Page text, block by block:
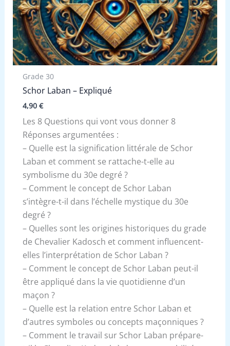
Grade 30
Schor Laban – Expliqué
4,90 €
Les 8 Questions qui vont vous donner 8
Réponses argumentées :
– Quelle est la signification littérale de Schor
Laban et comment se rattache-t-elle au
symbolisme du 30e degré ?
– Comment le concept de Schor Laban
s’intègre-t-il dans l’échelle mystique du 30e
degré ?
– Quelles sont les origines historiques du grade
de Chevalier Kadosch et comment influencent-
elles l’interprétation de Schor Laban ?
– Comment le concept de Schor Laban peut-il
être appliqué dans la vie quotidienne d’un
maçon ?
– Quelle est la relation entre Schor Laban et
d’autres symboles ou concepts maçonniques ?
– Comment le travail sur Schor Laban prépare-